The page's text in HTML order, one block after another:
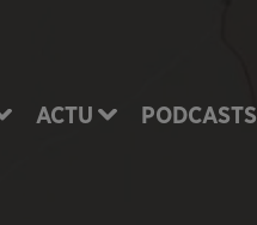
ACTU PODCASTS